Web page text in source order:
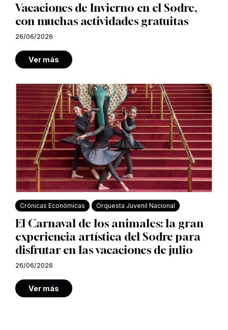
Vacaciones de Invierno en el Sodre,
con muchas actividades gratuitas
26/06/2026
Ver más
Crónicas Económicas Orquesta Juvenil Nacional
El Carnaval de los animales: la gran
experiencia artística del Sodre para
disfrutar en las vacaciones de julio
26/06/2026
Ver más